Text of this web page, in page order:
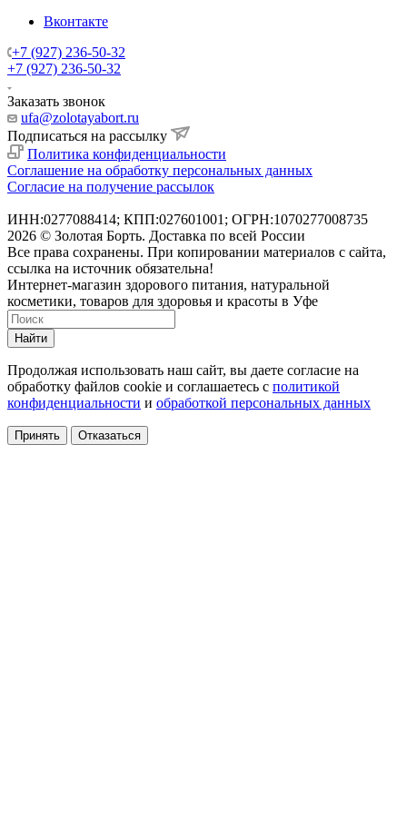
Вконтакте
+7 (927) 236-50-32
+7 (927) 236-50-32
Заказать звонок
ufa@zolotayabort.ru
Подписаться на рассылку
Политика конфиденциальности
Соглашение на обработку персональных данных
Согласие на получение рассылок
ИНН:0277088414; КПП:027601001; ОГРН:1070277008735
2026 © Золотая Борть. Доставка по всей России
Все права сохранены. При копировании материалов с сайта,
ссылка на источник обязательна!
Интернет-магазин здорового питания, натуральной
косметики, товаров для здоровья и красоты в Уфе
Найти
Продолжая использовать наш сайт, вы даете согласие на
обработку файлов cookie и соглашаетесь с политикой
конфиденциальности и обработкой персональных данных
Принять Отказаться